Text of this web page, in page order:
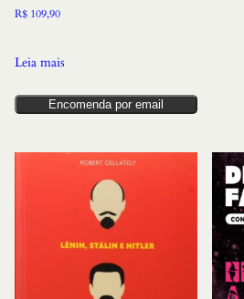
R$ 109,90
Leia mais
Encomenda por email